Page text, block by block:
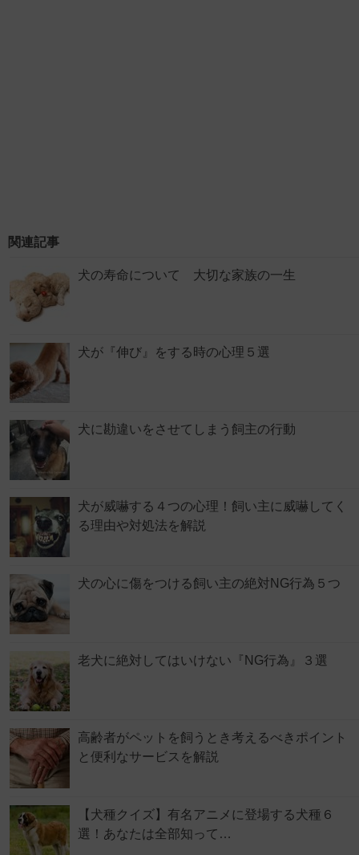
関連記事
犬の寿命について 大切な家族の一生
犬が『伸び』をする時の心理５選
犬に勘違いをさせてしまう飼主の行動
犬が威嚇する４つの心理！飼い主に威嚇してく
る理由や対処法を解説
犬の心に傷をつける飼い主の絶対NG行為５つ
老犬に絶対してはいけない『NG行為』３選
高齢者がペットを飼うとき考えるべきポイント
と便利なサービスを解説
【犬種クイズ】有名アニメに登場する犬種６
選！あなたは全部知って…